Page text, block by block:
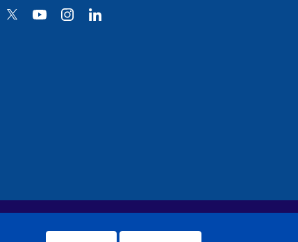
Facebook
Twitter YouTube Instagram